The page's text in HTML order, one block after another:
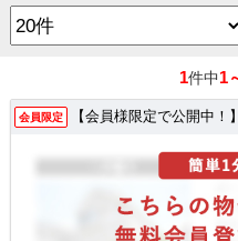
1件中1
会員限定 【会員様限定で公開中！】